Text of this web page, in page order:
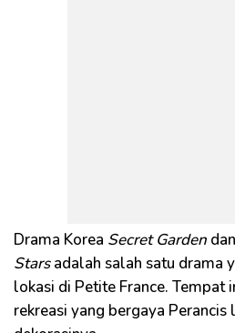
Drama Korea Secret Garden dan
Starsadalah salah satu drama
lokasi di Petite France. Tempat
rekreasi yang bergaya Perancis